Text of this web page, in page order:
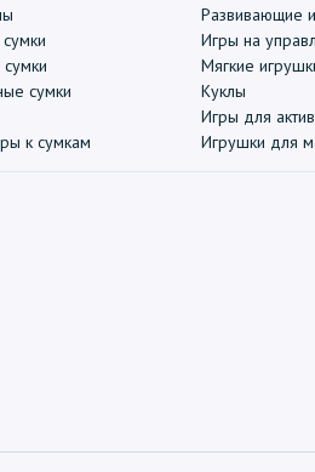
сумки
к сумкам
Развивающие
Игры на
Мягкие
Куклы
Игры для
Игрушки для